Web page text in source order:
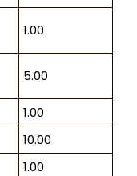
1.00
5.00
1.00
10.00
1.00